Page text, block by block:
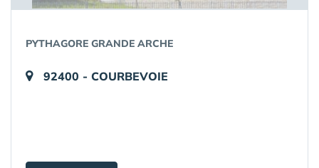
PYTHAGORE GRANDE ARCHE
92400 - COURBEVOIE